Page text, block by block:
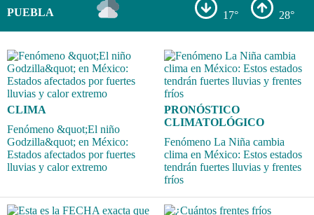
PUEBLA 17° 28°
CLIMA
Fenómeno &quot;El niño
Godzilla&quot; en México:
Estados afectados por fuertes
lluvias y calor extremo
PRONÓSTICO
CLIMATOLÓGICO
Fenómeno La Niña cambia
clima en México: Estos estados
tendrán fuertes lluvias y frentes
fríos